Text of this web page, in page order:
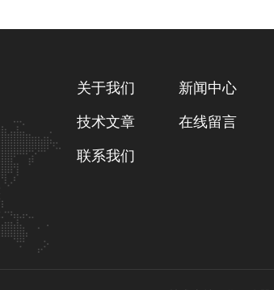
关于我们 新闻中心
技术文章 在线留言
联系我们